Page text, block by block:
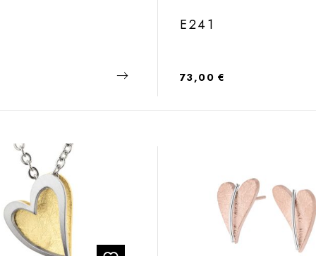
E241
Regulärer Preis:
73,00 €